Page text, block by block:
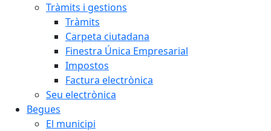
Tràmits i gestions
Tràmits
Carpeta ciutadana
Finestra Única Empresarial
Impostos
Factura electrònica
Seu electrònica
Begues
El municipi